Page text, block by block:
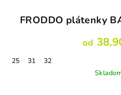
FRODDO plátenky
od
25 31
32